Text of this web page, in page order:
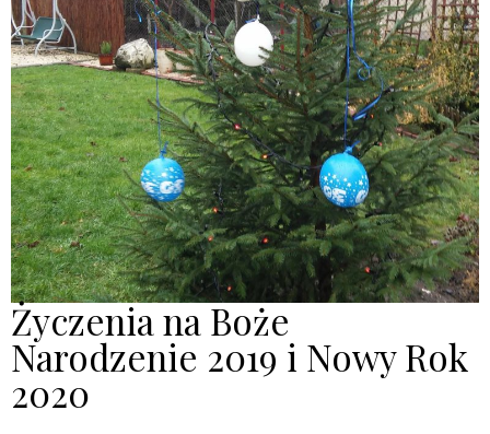
Życzenia na Boże
Narodzenie 2019 i Nowy Rok
2020